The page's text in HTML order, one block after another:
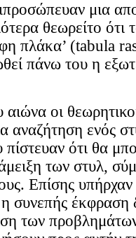
μια
θεωρείτο ότι
πλάκα’ (tabula
πάνω του η
οι
αναζήτηση ενός
ότι θα
των στυλ,
Επίσης υπήρχαν
η συνεπής έκφραση
των